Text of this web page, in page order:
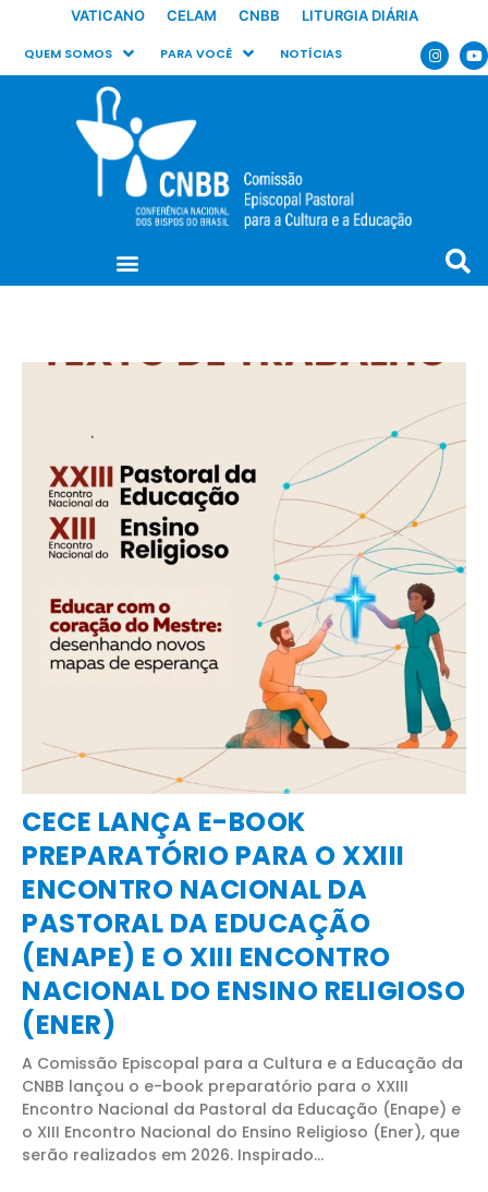
VATICANO CELAM CNBB LITURGIA DIÁRIA
QUEM SOMOS PARA VOCÊ NOTÍCIAS
CECE LANÇA E-BOOK
PREPARATÓRIO PARA O XXIII
ENCONTRO NACIONAL DA
PASTORAL DA EDUCAÇÃO
(ENAPE) E O XIII ENCONTRO
NACIONAL DO ENSINO RELIGIOSO
(ENER)
A Comissão Episcopal para a Cultura e a Educação da
CNBB lançou o e-book preparatório para o XXIII
Encontro Nacional da Pastoral da Educação (Enape) e
o XIII Encontro Nacional do Ensino Religioso (Ener), que
serão realizados em 2026. Inspirado...